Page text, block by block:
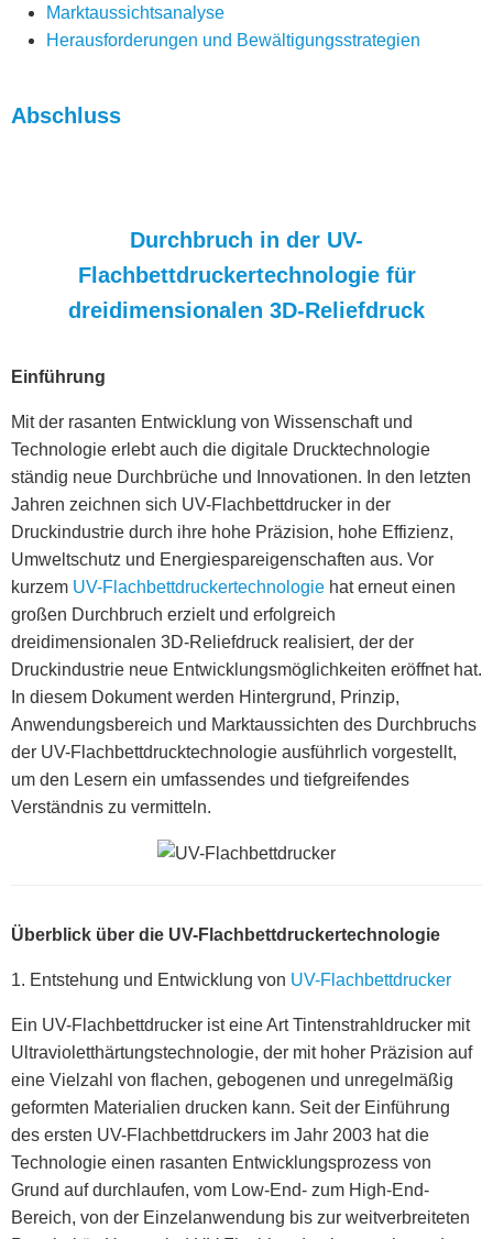
Marktaussichtsanalyse
Herausforderungen und Bewältigungsstrategien
Abschluss
Durchbruch in der UV-
Flachbettdruckertechnologie für
dreidimensionalen 3D-Reliefdruck
Einführung
Mit der rasanten Entwicklung von Wissenschaft und
Technologie erlebt auch die digitale Drucktechnologie
ständig neue Durchbrüche und Innovationen. In den letzten
Jahren zeichnen sich UV-Flachbettdrucker in der
Druckindustrie durch ihre hohe Präzision, hohe Effizienz,
Umweltschutz und Energiespareigenschaften aus. Vor
kurzem UV-Flachbettdruckertechnologie hat erneut einen
großen Durchbruch erzielt und erfolgreich
dreidimensionalen 3D-Reliefdruck realisiert, der der
Druckindustrie neue Entwicklungsmöglichkeiten eröffnet hat.
In diesem Dokument werden Hintergrund, Prinzip,
Anwendungsbereich und Marktaussichten des Durchbruchs
der UV-Flachbettdrucktechnologie ausführlich vorgestellt,
um den Lesern ein umfassendes und tiefgreifendes
Verständnis zu vermitteln.
Überblick über die UV-Flachbettdruckertechnologie
1. Entstehung und Entwicklung von UV-Flachbettdrucker
Ein UV-Flachbettdrucker ist eine Art Tintenstrahldrucker mit
Ultravioletthärtungstechnologie, der mit hoher Präzision auf
eine Vielzahl von flachen, gebogenen und unregelmäßig
geformten Materialien drucken kann. Seit der Einführung
des ersten UV-Flachbettdruckers im Jahr 2003 hat die
Technologie einen rasanten Entwicklungsprozess von
Grund auf durchlaufen, vom Low-End- zum High-End-
Bereich, von der Einzelanwendung bis zur weitverbreiteten